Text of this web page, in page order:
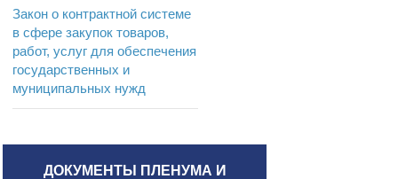
Закон о контрактной системе
в сфере закупок товаров,
работ, услуг для обеспечения
государственных и
муниципальных нужд
ДОКУМЕНТЫ ПЛЕНУМА И